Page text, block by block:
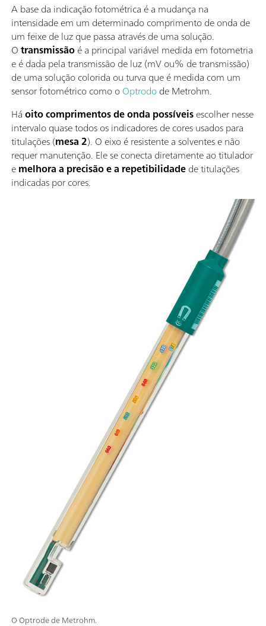
O Optrode de Metrohm.
A base da indicação fotométrica é a mudança na
intensidade em um determinado comprimento de onda de
um feixe de luz que passa através de uma solução.
Otransmissãoé a principal variável medida em fotometria
e é dada pela transmissão de luz (mV ou% de transmissão)
de uma solução colorida ou turva que é medida com um
sensor fotométrico como oOptrodode Metrohm.
Háoito comprimentos de onda possíveisescolher nesse
intervalo quase todos os indicadores de cores usados para
titulações (mesa 2). O eixo é resistente a solventes e não
requer manutenção. Ele se conecta diretamente ao titulador
emelhora a precisão e a repetibilidadede titulações
indicadas por cores.